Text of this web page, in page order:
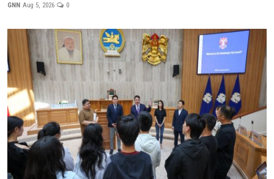
GNN Aug 5, 2026 0